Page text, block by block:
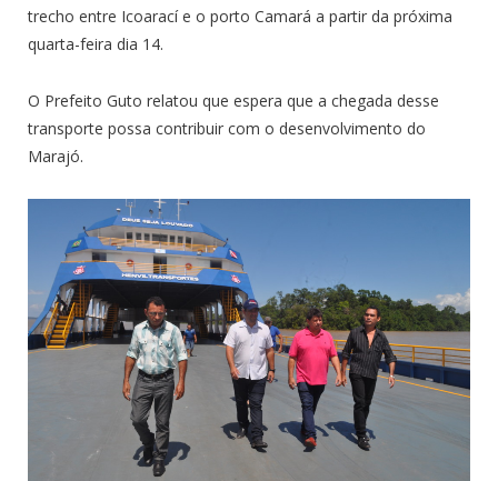
trecho entre Icoarací e o porto Camará a partir da próxima
quarta-feira dia 14.
O Prefeito Guto relatou que espera que a chegada desse
transporte possa contribuir com o desenvolvimento do
Marajó.